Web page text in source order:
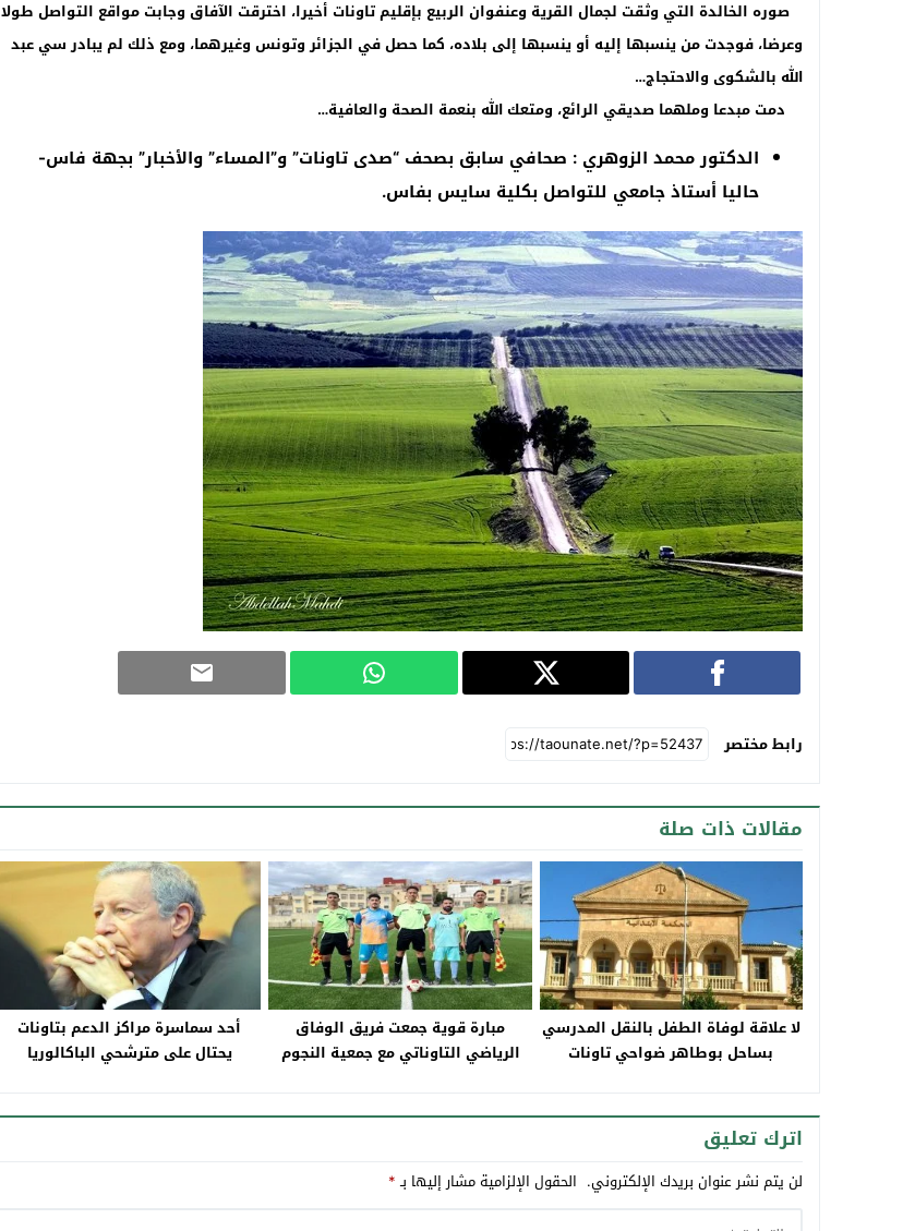
صوره الخالدة التي وثقت لجمال القرية وعنفوان الربيع بإقليم تاونات أخيرا، اخترقت الآفاق وجابت مواقع التواصل طولا
وعرضا، فوجدت من ينسبها إليه أو ينسبها إلى بلاده، كما حصل في الجزائر وتونس وغيرهما، ومع ذلك لم يبادر سي عبد
الله بالشكوى والاحتجاج…
دمت مبدعا وملهما صديقي الرائع، ومتعك الله بنعمة الصحة والعافية…
الدكتور محمد الزوهري : صحافي سابق بصحف “صدى تاونات” و”المساء” والأخبار” بجهة فاس-
حاليا أستاذ جامعي للتواصل بكلية سايس بفاس.
رابط مختصر
مقالات ذات صلة
لا علاقة لوفاة الطفل بالنقل المدرسي
بساحل بوطاهر ضواحي تاونات
مبارة قوية جمعت فريق الوفاق
الرياضي التاوناتي مع جمعية النجوم
أحد سماسرة مراكز الدعم بتاونات
يحتال على مترشحي الباكالوريا
اترك تعليق
لن يتم نشر عنوان بريدك الإلكتروني. الحقول الإلزامية مشار إليها بـ*